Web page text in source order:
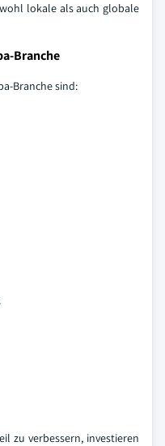
lokale als auch globale
Branche
Branche sind:
zu verbessern, investieren